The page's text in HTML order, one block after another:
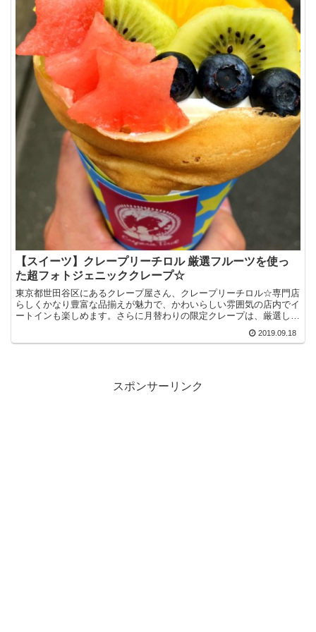
【スイーツ】クレープリーチロル 厳選フルーツを使っ
た超フォトジェニッククレープ☆
東京都世田谷区にあるクレープ屋さん、クレープリーチロル☆専門店
らしくかなり豊富な品揃えが魅力で、かわいらしい雰囲気の店内でイ
ートインも楽しめます。さらに月替わりの限定クレープは、厳選した
2019.09.18
スポンサーリンク